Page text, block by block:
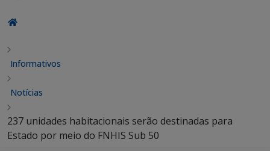
Informativos
Notícias
237 unidades habitacionais serão destinadas para
Estado por meio do FNHIS Sub 50